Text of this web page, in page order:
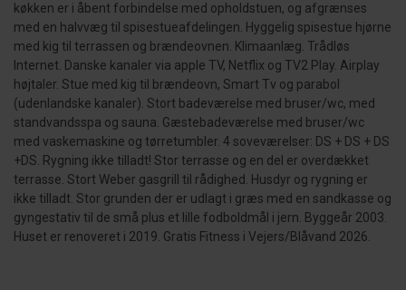
køkken er i åbent forbindelse med opholdstuen, og afgrænses
med en halvvæg til spisestueafdelingen. Hyggelig spisestue hjørne
med kig til terrassen og brændeovnen. Klimaanlæg. Trådløs
Internet. Danske kanaler via apple TV, Netflix og TV2 Play. Airplay
højtaler. Stue med kig til brændeovn, Smart Tv og parabol
(udenlandske kanaler). Stort badeværelse med bruser/wc, med
standvandsspa og sauna. Gæstebadeværelse med bruser/wc
med vaskemaskine og tørretumbler. 4 soveværelser: DS + DS + DS
+DS. Rygning ikke tilladt! Stor terrasse og en del er overdækket
terrasse. Stort Weber gasgrill til rådighed. Husdyr og rygning er
ikke tilladt. Stor grunden der er udlagt i græs med en sandkasse og
gyngestativ til de små plus et lille fodboldmål i jern. Byggeår 2003.
Huset er renoveret i 2019. Gratis Fitness i Vejers/Blåvand 2026.